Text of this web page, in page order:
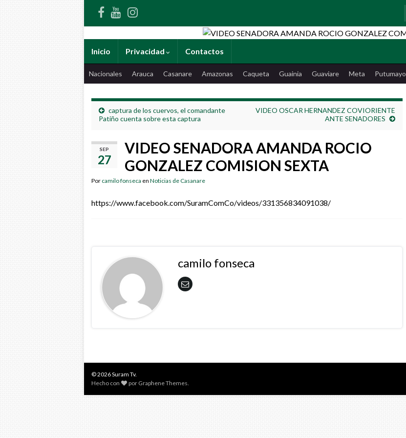
Inicio Privacidad Contactos
Nacionales Arauca Casanare Amazonas Caqueta Guainia Guaviare Meta Putumayo
captura de los cuervos, el comandante
Patiño cuenta sobre esta captura
VIDEO OSCAR HERNANDEZ COVIORIENTE
ANTE SENADORES
SEP
27
VIDEO SENADORA AMANDA ROCIO
GONZALEZ COMISION SEXTA
Por camilo fonseca en Noticias de Casanare
https://www.facebook.com/SuramComCo/videos/331356834091038/
camilo fonseca
© 2026 Suram Tv.
Hecho con
por Graphene Themes.